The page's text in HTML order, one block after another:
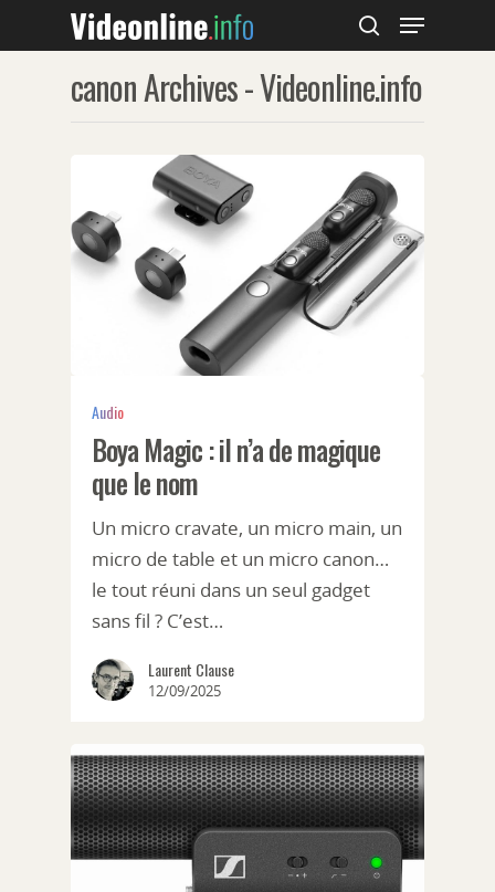
canon Archives - Videonline.info
Audio
Boya Magic : il n’a de magique
que le nom
Un micro cravate, un micro main, un
micro de table et un micro canon…
le tout réuni dans un seul gadget
sans fil ? C’est…
Laurent Clause
12/09/2025